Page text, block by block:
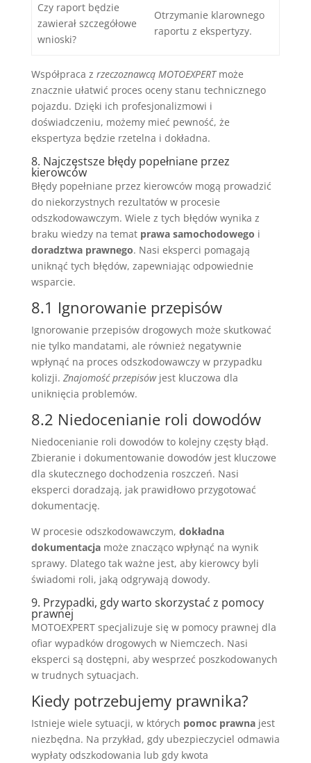
Czy raport będzie
zawierał szczegółowe
wnioski?
Otrzymanie klarownego
raportu z ekspertyzy.
Współpraca z rzeczoznawcą MOTOEXPERTmoże
znacznie ułatwić proces oceny stanu technicznego
pojazdu. Dzięki ich profesjonalizmowi i
doświadczeniu, możemy mieć pewność, że
ekspertyza będzie rzetelna i dokładna.
8. Najczęstsze błędy popełniane przez
kierowców
Błędy popełniane przez kierowców mogą prowadzić
do niekorzystnych rezultatów w procesie
odszkodowawczym. Wiele z tych błędów wynika z
braku wiedzy na temat prawa samochodowego i
doradztwa prawnego. Nasi eksperci pomagają
uniknąć tych błędów, zapewniając odpowiednie
wsparcie.
8.1 Ignorowanie przepisów
Ignorowanie przepisów drogowych może skutkować
nie tylko mandatami, ale również negatywnie
wpłynąć na proces odszkodowawczy w przypadku
kolizji. Znajomość przepisówjest kluczowa dla
uniknięcia problemów.
8.2 Niedocenianie roli dowodów
Niedocenianie roli dowodów to kolejny częsty błąd.
Zbieranie i dokumentowanie dowodów jest kluczowe
dla skutecznego dochodzenia roszczeń. Nasi
eksperci doradzają, jak prawidłowo przygotować
dokumentację.
W procesie odszkodowawczym, dokładna
dokumentacjamoże znacząco wpłynąć na wynik
sprawy. Dlatego tak ważne jest, aby kierowcy byli
świadomi roli, jaką odgrywają dowody.
9. Przypadki, gdy warto skorzystać z pomocy
prawnej
MOTOEXPERT specjalizuje się w pomocy prawnej dla
ofiar wypadków drogowych w Niemczech. Nasi
eksperci są dostępni, aby wesprzeć poszkodowanych
w trudnych sytuacjach.
Kiedy potrzebujemy prawnika?
Istnieje wiele sytuacji, w których pomoc prawnajest
niezbędna. Na przykład, gdy ubezpieczyciel odmawia
wypłaty odszkodowania lub gdy kwota